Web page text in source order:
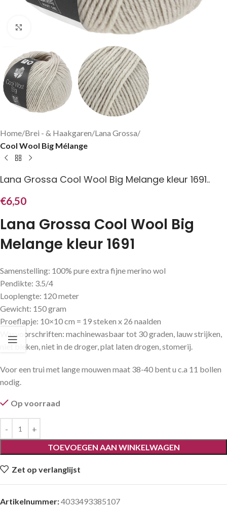
Klik om te vergroten
Home Brei - & Haakgaren Lana Grossa
Cool Wool Big Mélange
Lana Grossa Cool Wool Big Melange kleur 1691..
€6,50
Lana Grossa Cool Wool Big
Melange kleur 1691
Samenstelling: 100% pure extra fijne merino wol
Pendikte: 3.5/4
Looplengte: 120 meter
Gewicht: 150 gram
Proeflapje: 10×10 cm = 19 steken x 26 naalden
Wasvoorschriften: machinewasbaar tot 30 graden, lauw strijken,
niet bleken, niet in de droger, plat laten drogen, stomerij.
Voor een trui met lange mouwen maat 38-40 bent u c.a 11 bollen
nodig.
Op voorraad
TOEVOEGEN AAN WINKELWAGEN
Zet op verlanglijst
Artikelnummer:4033493385107